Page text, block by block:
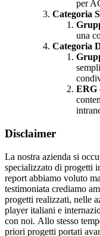
per
Categoria
una
Categoria
ERG
Disclaimer
La nostra azienda si
specializzato di progetti
report abbiamo voluto
testimoniata crediamo
progetti realizzati, nelle
player italiani e
con noi. Allo stesso
priori progetti portati